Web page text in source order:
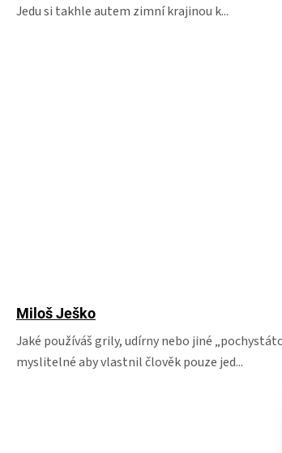
Jedu si takhle autem zimní krajinou k...
Miloš Ješko
Jaké používáš grily, udírny nebo jiné
myslitelné aby vlastnil člověk pouze jed...